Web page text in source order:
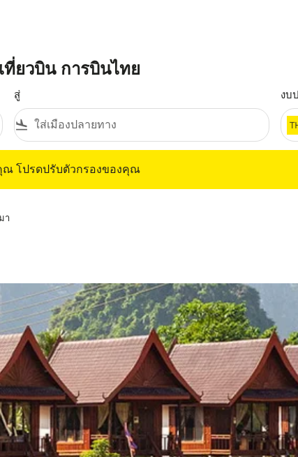
ยวบิน การบินไทย
สู่
flight_land
งบ
ณ โปรดปรับตัวกรองของคุณ
า